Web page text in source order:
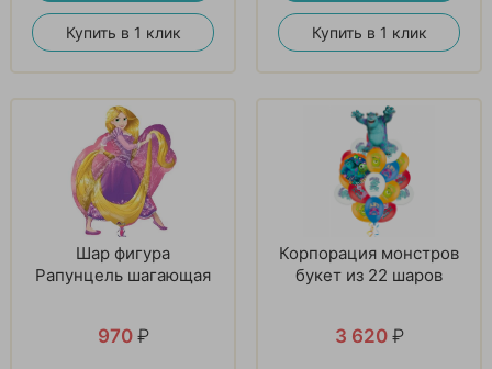
Купить в 1 клик Купить в 1 клик
Шар фигура
Рапунцель шагающая
970 ₽
Корпорация монстров
букет из 22 шаров
3 620 ₽